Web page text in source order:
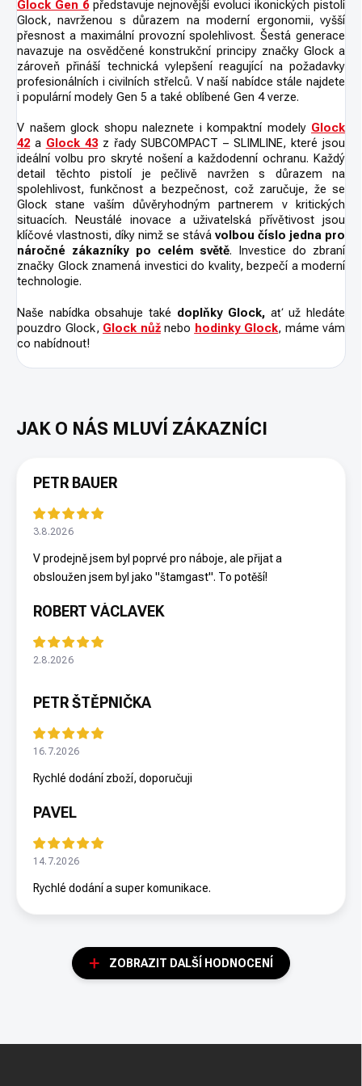
Glock Gen 6představuje nejnovější evoluci ikonických pistolí
Glock, navrženou s důrazem na moderní ergonomii, vyšší
přesnost a maximální provozní spolehlivost. Šestá generace
navazuje na osvědčené konstrukční principy značky Glock a
zároveň přináší technická vylepšení reagující na požadavky
profesionálních i civilních střelců. V naší nabídce stále najdete
i populární modely Gen 5 a také oblíbené Gen 4 verze.
V našem glock shopu naleznete i kompaktní modely Glock
42a Glock 43z řady SUBCOMPACT – SLIMLINE, které jsou
ideální volbu pro skryté nošení a každodenní ochranu. Každý
detail těchto pistolí je pečlivě navržen s důrazem na
spolehlivost, funkčnost a bezpečnost, což zaručuje, že se
Glock stane vaším důvěryhodným partnerem v kritických
situacích. Neustálé inovace a uživatelská přívětivost jsou
klíčové vlastnosti, díky nimž se stává volbou číslo jedna pro
náročné zákazníky po celém světě. Investice do zbraní
značky Glock znamená investici do kvality, bezpečí a moderní
technologie.
Naše nabídka obsahuje také doplňky Glock, ať už hledáte
pouzdro Glock, Glock nůžnebo hodinky Glock, máme vám
co nabídnout!
PETR BAUER
3.8.2026
V prodejně jsem byl poprvé pro náboje, ale přijat a
obsloužen jsem byl jako "štamgast". To potěší!
ROBERT VÁCLAVEK
2.8.2026
PETR ŠTĚPNIČKA
16.7.2026
Rychlé dodání zboží, doporučuji
PAVEL
14.7.2026
Rychlé dodání a super komunikace.
ZOBRAZIT DALŠÍ HODNOCENÍ